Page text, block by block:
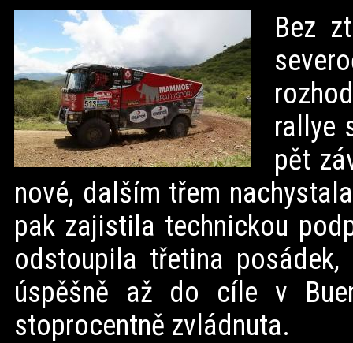
Bez
rallye
pět
nové, dalším třem
pak zajistila technickou
odstoupila třetina posádek,
úspěšně až do cíle v
stoprocentně zvládnuta.